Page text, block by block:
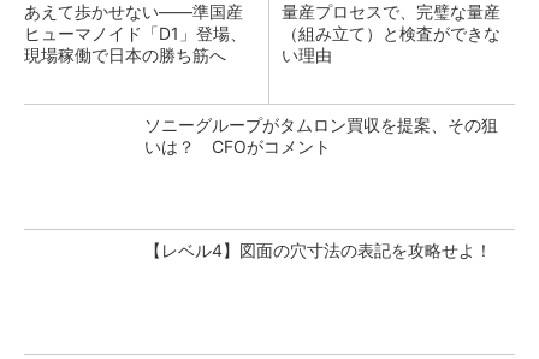
あえて歩かせない――準国産
ヒューマノイド「D1」登場、
現場稼働で日本の勝ち筋へ
量産プロセスで、完璧な量産
（組み立て）と検査ができな
い理由
ソニーグループがタムロン買収を提案、その狙
いは？ CFOがコメント
【レベル4】図面の穴寸法の表記を攻略せよ！